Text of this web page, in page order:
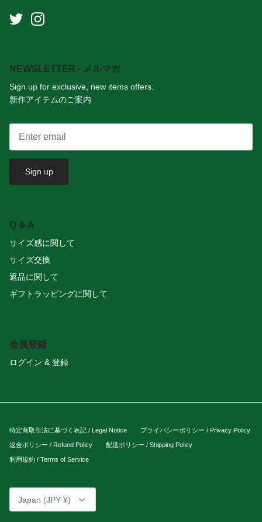
NEWSLETTER - メルマガ
Sign up for exclusive, new items offers.
新作アイテムのご案内
Sign up
Q & A
サイズ感に関して
サイズ交換
返品に関して
ギフトラッピングに関して
会員登録
ログイン & 登録
特定商取引法に基づく表記 / Legal Notice プライバシーポリシー / Privacy Policy
返金ポリシー / Refund Policy 配送ポリシー / Shipping Policy
利用規約 / Terms of Service
Currency
Japan (JPY ¥)